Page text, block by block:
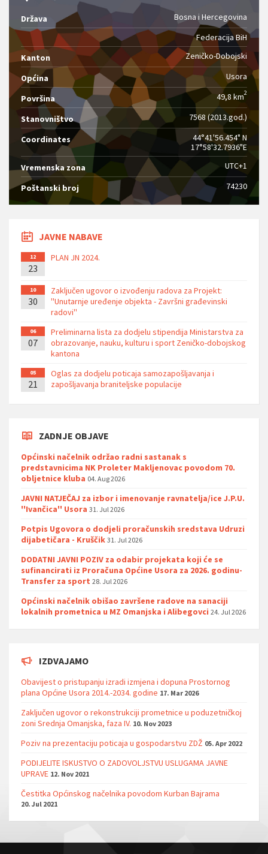
Država
Bosna i Hercegovina
Federacija BiH
Kanton
Zeničko-Dobojski
Općina Usora
Površina 49,8 km2
Stanovništvo 7568 (2013.god.)
Coordinates
44°41'56.454" N
17°58'32.7936"E
Vremenska zona
UTC+1
Poštanski broj 74230
JAVNE NABAVE
12
23
PLAN JN 2024.
10
30
Zaključen ugovor o izvođenju radova za Projekt:
''Unutarnje uređenje objekta - Završni građevinski
radovi''
06
07
Preliminarna lista za dodjelu stipendija Ministarstva za
obrazovanje, nauku, kulturu i sport Zeničko-dobojskog
kantona
05
21
Oglas za dodjelu poticaja samozapošljavanja i
zapošljavanja braniteljske populacije
ZADNJE OBJAVE
Općinski načelnik održao radni sastanak s
predstavnicima NK Proleter Makljenovac povodom 70.
obljetnice kluba 04. Aug 2026
JAVNI NATJEČAJ za izbor i imenovanje ravnatelja/ice J.P.U.
''Ivančica'' Usora 31. Jul 2026
Potpis Ugovora o dodjeli proračunskih sredstava Udruzi
dijabetičara - Kruščik 31. Jul 2026
DODATNI JAVNI POZIV za odabir projekata koji će se
sufinancirati iz Proračuna Općine Usora za 2026. godinu-
Transfer za sport 28. Jul 2026
Općinski načelnik obišao završene radove na sanaciji
lokalnih prometnica u MZ Omanjska i Alibegovci 24. Jul 2026
IZDVAJAMO
Obavijest o pristupanju izradi izmjena i dopuna Prostornog
plana Općine Usora 2014.-2034. godine 17. Mar 2026
Zaključen ugovor o rekonstrukciji prometnice u poduzetničkoj
zoni Srednja Omanjska, faza IV. 10. Nov 2023
Poziv na prezentaciju poticaja u gospodarstvu ZDŽ 05. Apr 2022
PODIJELITE ISKUSTVO O ZADOVOLJSTVU USLUGAMA JAVNE
UPRAVE 12. Nov 2021
Čestitka Općinskog načelnika povodom Kurban Bajrama
20. Jul 2021